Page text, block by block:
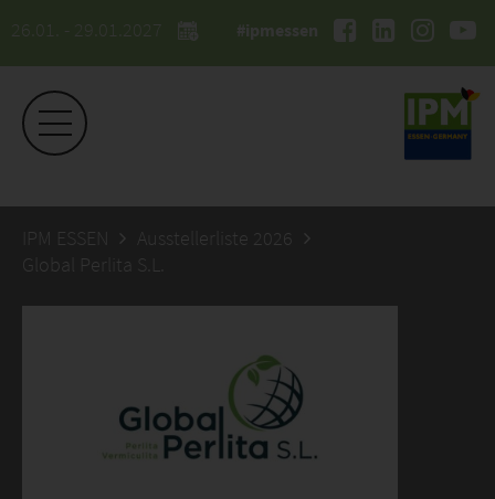
26.01. - 29.01.2027 #ipmessen
IPM ESSEN
Ausstellerliste 2026
Global Perlita S.L.